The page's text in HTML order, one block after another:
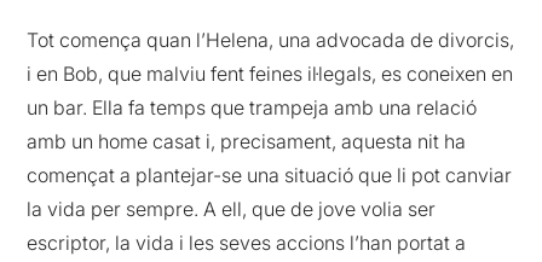
Tot comença quan l’Helena, una advocada de divorcis,
i en Bob, que malviu fent feines il·legals, es coneixen en
un bar. Ella fa temps que trampeja amb una relació
amb un home casat i, precisament, aquesta nit ha
començat a plantejar-se una situació que li pot canviar
la vida per sempre. A ell, que de jove volia ser
escriptor, la vida i les seves accions l’han portat a